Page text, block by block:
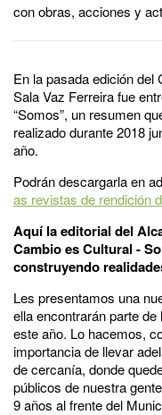
con obras, acciones y
En la pasada edición del
Sala Vaz Ferreira fue
“Somos”, un resumen
realizado durante 2018
año.
Podrán descargarla en
as revistas de rendición
Aquí la editorial del
Cambio es Cultural -
construyendo
Les presentamos una
ella encontrarán parte
este año. Lo hacemos,
importancia de llevar
de cercanía, donde
públicos de nuestra
9 años al frente del